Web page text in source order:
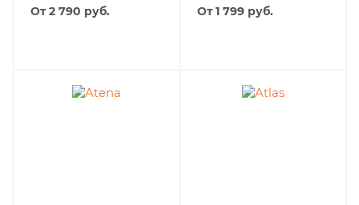
От 2 790 руб. От 1 799 руб.